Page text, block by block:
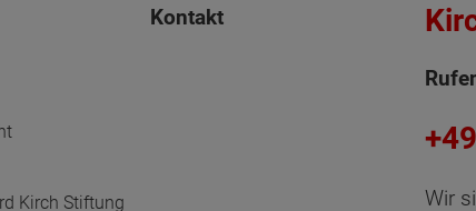
Kirch Stiftung
Kontakt
Wir